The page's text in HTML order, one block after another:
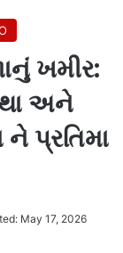
ખમીર:
અને
ને પ્રતિમા
May 17, 2026